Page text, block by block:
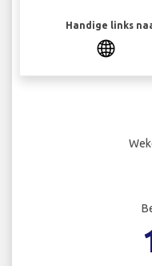
Handige links